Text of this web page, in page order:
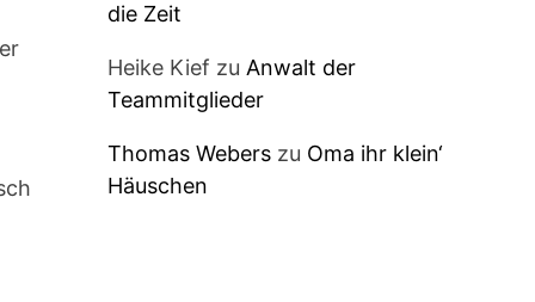
die Zeit
Heike Kief zu Anwalt der
Teammitglieder
Thomas Weberszu Oma ihr klein‘
Häuschen